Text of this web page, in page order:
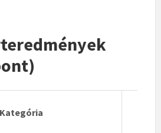
Kategória